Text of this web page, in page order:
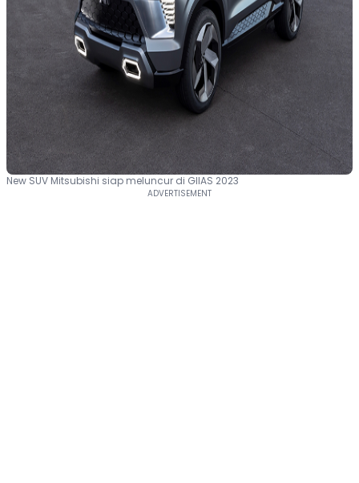
New SUV Mitsubishi siap meluncur di GIIAS 2023